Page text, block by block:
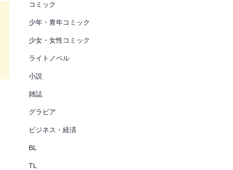
コミック
少年・青年コミック
少女・女性コミック
ライトノベル
小説
雑誌
グラビア
ビジネス・経済
BL
TL